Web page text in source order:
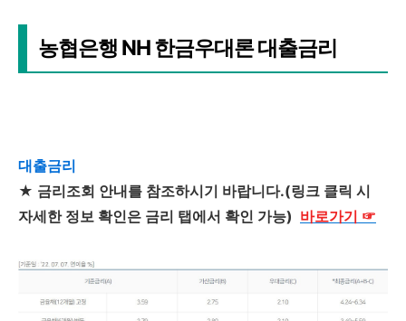
농협은행 NH 한금우대론 대출금리
대출금리
★ 금리조회 안내를 참조하시기 바랍니다.(링크 클릭 시
자세한 정보 확인은 금리 탭에서 확인 가능) 바로가기 ☞